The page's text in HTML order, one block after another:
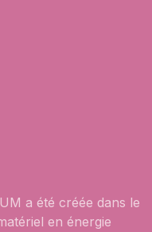
a été créée dans le
en énergie